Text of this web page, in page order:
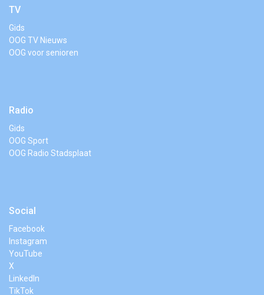
TV
Gids
OOG TV Nieuws
OOG voor senioren
Radio
Gids
OOG Sport
OOG Radio Stadsplaat
Social
Facebook
Instagram
YouTube
X
LinkedIn
TikTok